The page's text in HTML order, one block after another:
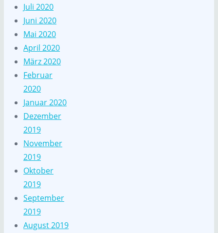
Juli 2020
Juni 2020
Mai 2020
April 2020
März 2020
Februar
2020
Januar 2020
Dezember
2019
November
2019
Oktober
2019
September
2019
August 2019